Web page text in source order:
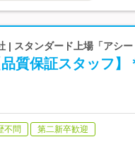
| スタンダード上場「アシ
質保証スタッフ】
不問 第二新卒歓迎